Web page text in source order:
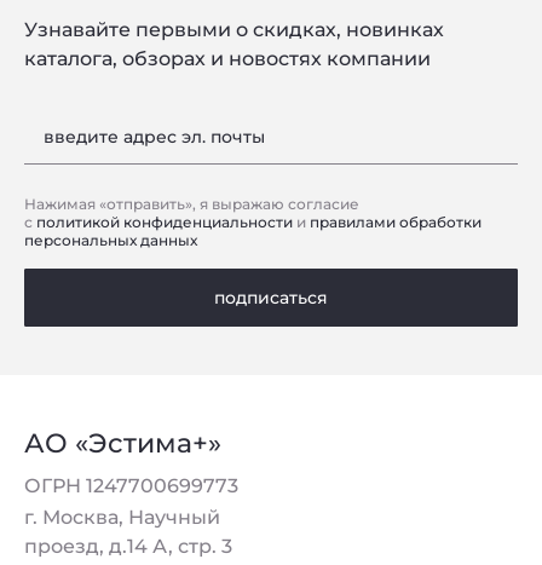
Узнавайте первыми о скидках, новинках
каталога, обзорах и новостях компании
введите адрес эл. почты
Нажимая «отправить», я выражаю согласие
с политикой конфиденциальности и правилами обработки
персональных данных
подписаться
АО «Эстима+»
ОГРН 1247700699773
г. Москва, Научный
проезд, д.14 А, стр. 3